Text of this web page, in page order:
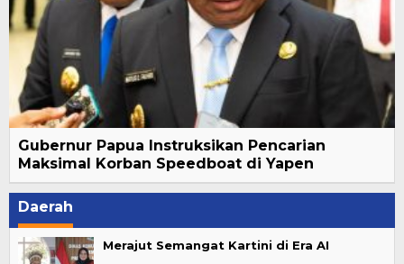
Gubernur Papua Instruksikan Pencarian
Maksimal Korban Speedboat di Yapen
Daerah
Merajut Semangat Kartini di Era AI